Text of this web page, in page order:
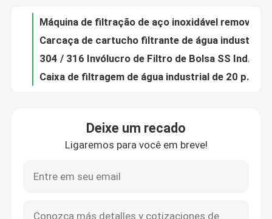
Excursão da fábrica
Controle da qualidade
Peça umas citações
Filtração industrial da água
filtro industrial de HEPA
Cartucho de filtro de água de aço inoxidável único com carcaça de alto fluxo sanitário
Carcaça de filtro de água industrial de aço inoxidável 316L bolsa múltipla
Deixe um recado
Ligaremos para você em breve!